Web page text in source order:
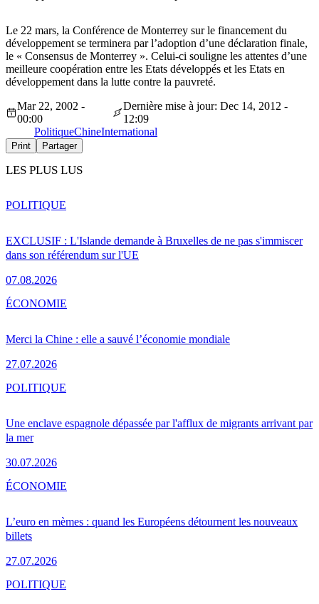
Le 22 mars, la Conférence de Monterrey sur le financement du
développement se terminera par l’adoption d’une déclaration finale,
le « Consensus de Monterrey ». Celui-ci souligne les attentes d’une
meilleure coopération entre les Etats développés et les Etats en
développement dans la lutte contre la pauvreté.
Mar 22, 2002 -
00:00
Dernière mise à jour: Dec 14, 2012 -
12:09
PolitiqueChineInternational
Print Partager
LES PLUS LUS
EXCLUSIF : L'Islande demande à Bruxelles de ne pas s'immiscer
dans son référendum sur l'UE
07.08.2026
POLITIQUE
Merci la Chine : elle a sauvé l’économie mondiale
27.07.2026
ÉCONOMIE
Une enclave espagnole dépassée par l'afflux de migrants arrivant par
la mer
30.07.2026
POLITIQUE
L’euro en mèmes : quand les Européens détournent les nouveaux
billets
27.07.2026
ÉCONOMIE
POLITIQUE